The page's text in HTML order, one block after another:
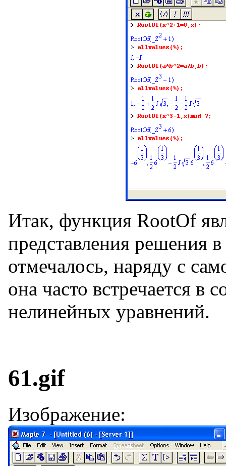
Итак, функция RootOf
представления решения
отмечалось, наряду с
она часто встречается в
нелинейных уравнений.
61.gif
Изображение: